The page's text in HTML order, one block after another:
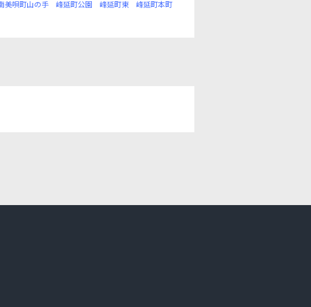
美唄町山の手 峰延町公園 峰延町東
峰延町本町